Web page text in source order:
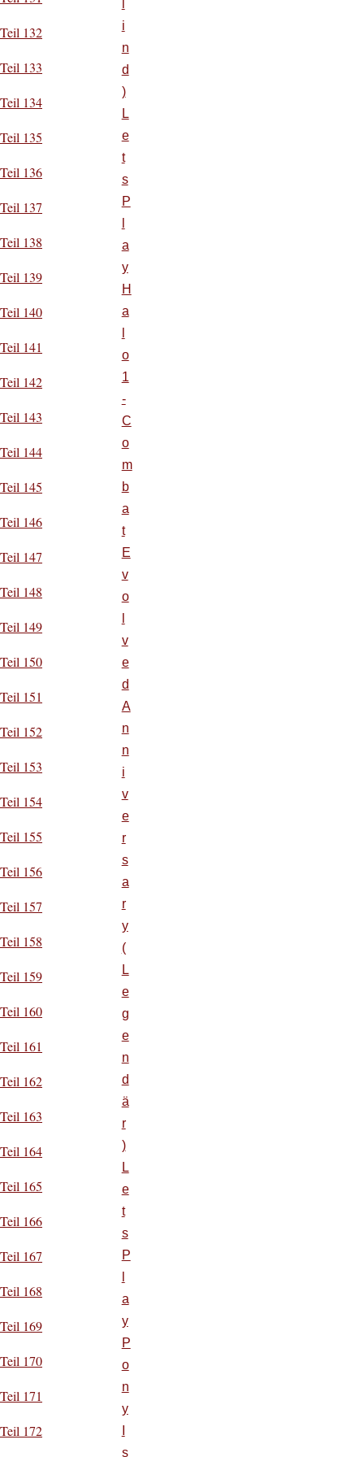
Teil 132
Teil 133
Teil 134
Teil 135
Teil 136
Teil 137
Teil 138
Teil 139
Teil 140
Teil 141
Teil 142
Teil 143
Teil 144
Teil 145
Teil 146
Teil 147
Teil 148
Teil 149
Teil 150
Teil 151
Teil 152
Teil 153
Teil 154
Teil 155
Teil 156
Teil 157
Teil 158
Teil 159
Teil 160
Teil 161
Teil 162
Teil 163
Teil 164
Teil 165
Teil 166
Teil 167
Teil 168
Teil 169
Teil 170
Teil 171
Teil 172
i
n
d
)
L
e
t
s
P
a
y
H
a
o
1
-
C
o
m
b
a
t
E
v
o
v
e
d
A
n
n
i
v
e
r
s
a
r
y
(
L
e
g
e
n
d
ä
r
)
L
e
t
s
P
a
y
P
o
n
y
s